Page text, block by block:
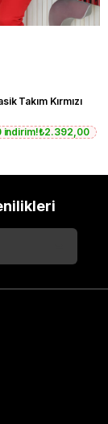
Takım Kırmızı
indirim!₺2.392,00